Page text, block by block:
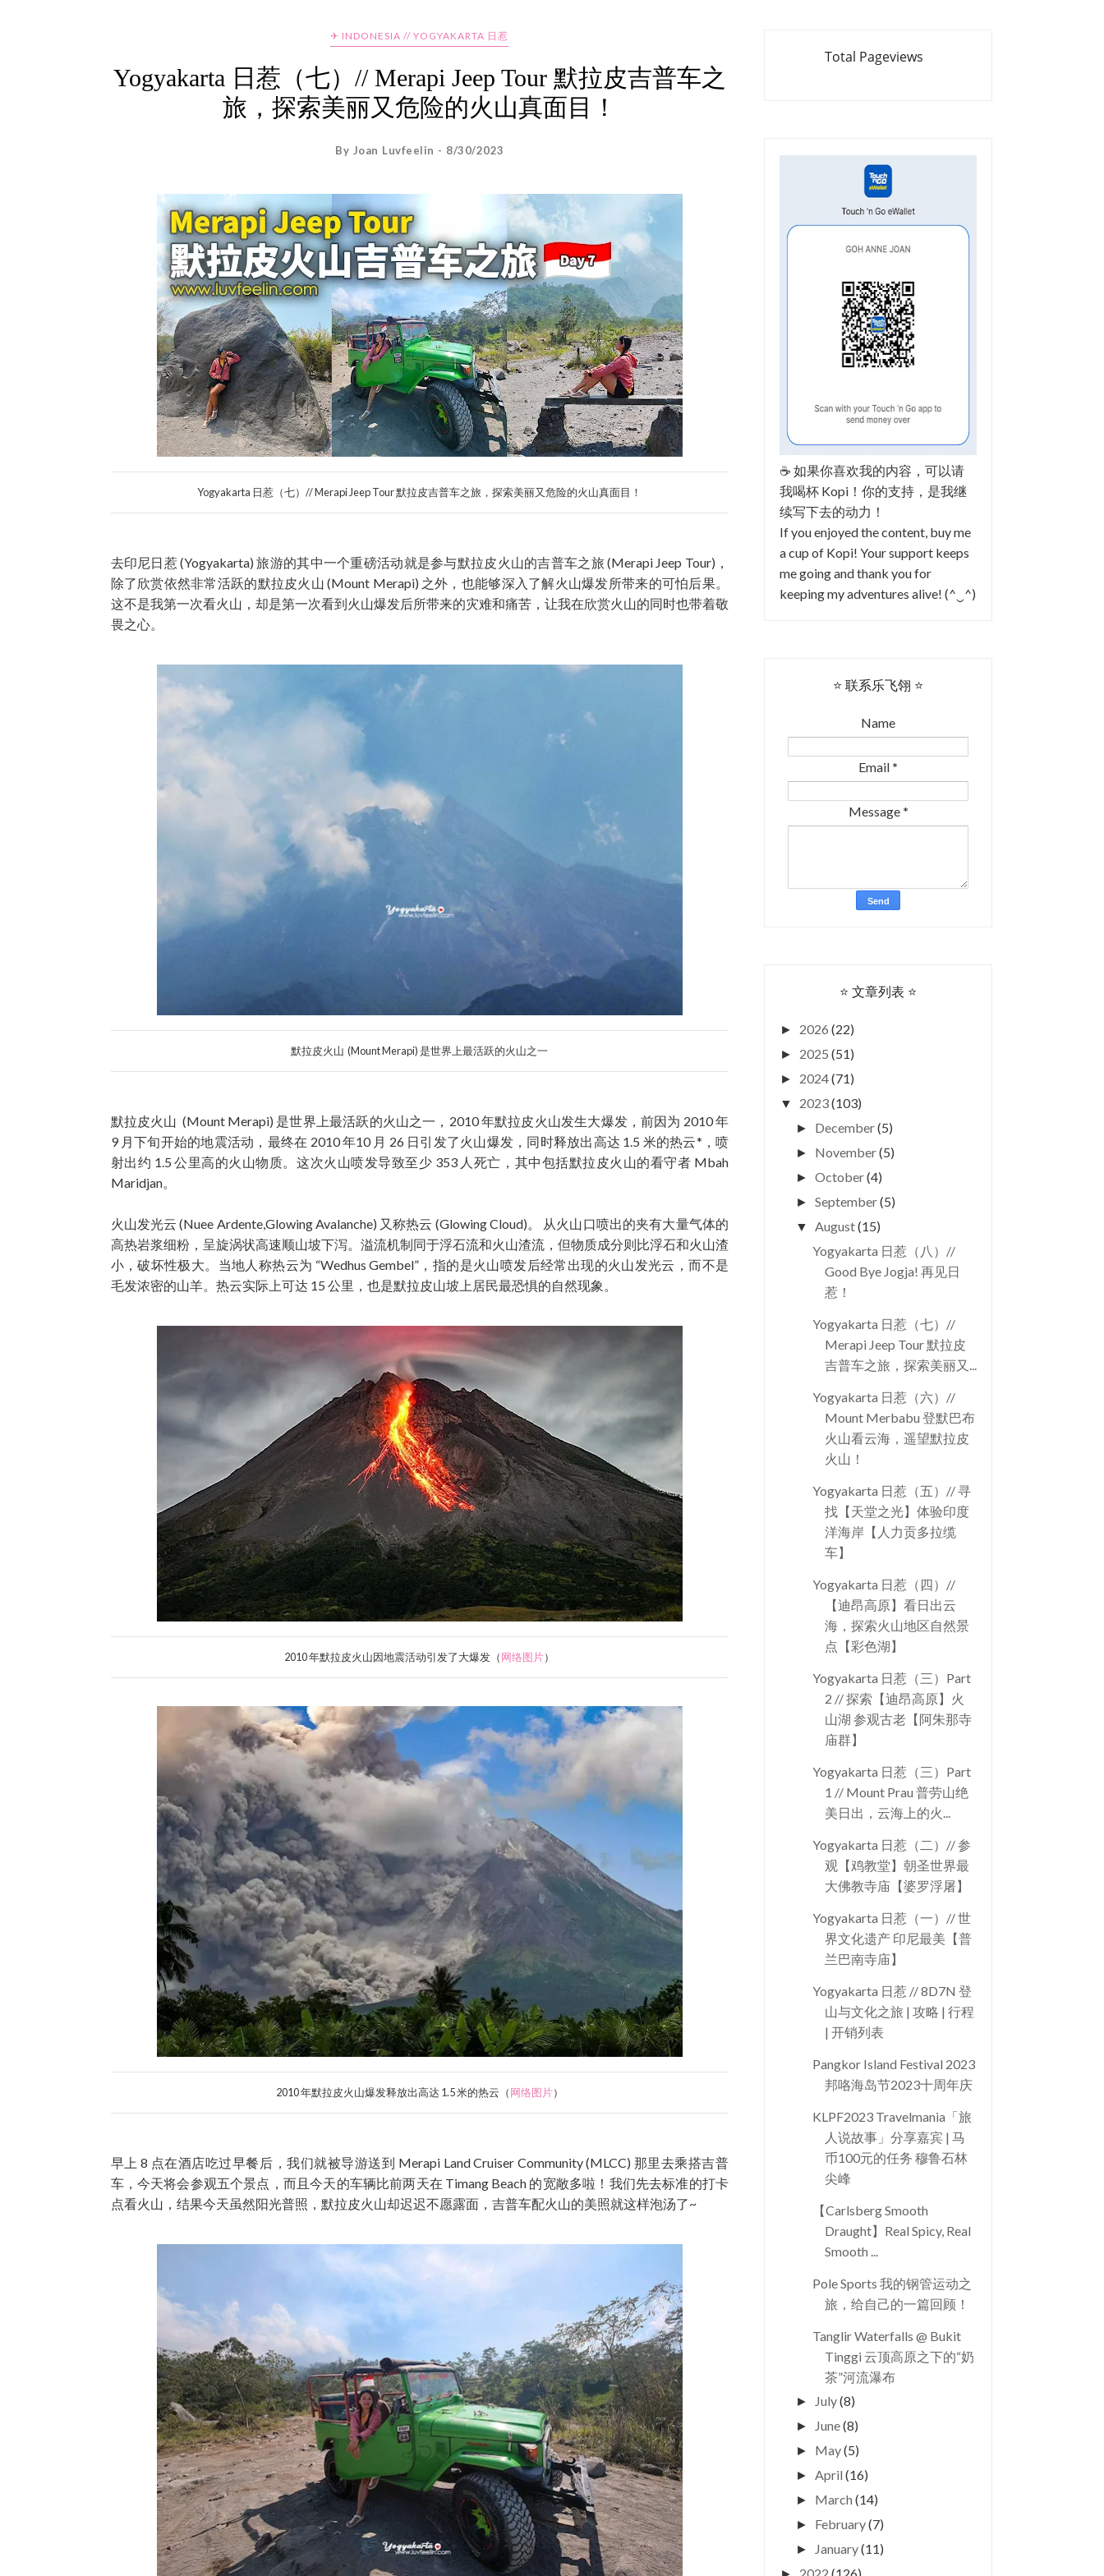
✈ INDONESIA // YOGYAKARTA 日惹
Yogyakarta 日惹（七）// Merapi Jeep Tour 默拉皮吉普车之
旅，探索美丽又危险的火山真面目！
By Joan Luvfeelin - 8/30/2023
Yogyakarta 日惹（七）// Merapi Jeep Tour 默拉皮吉普车之旅，探索美丽又危险的火山真面目！
去印尼日惹 (Yogyakarta) 旅游的其中一个重磅活动就是参与默拉皮火山的吉普车之旅 (Merapi Jeep Tour)，
除了欣赏依然非常活跃的默拉皮火山 (Mount Merapi) 之外，也能够深入了解火山爆发所带来的可怕后果。
这不是我第一次看火山，却是第一次看到火山爆发后所带来的灾难和痛苦，让我在欣赏火山的同时也带着敬
畏之心。
默拉皮火山 (Mount Merapi) 是世界上最活跃的火山之一
默拉皮火山 (Mount Merapi) 是世界上最活跃的火山之一，2010 年默拉皮火山发生大爆发，前因为 2010 年
9 月下旬开始的地震活动，最终在 2010 年10 月 26 日引发了火山爆发，同时释放出高达 1.5 米的热云*，喷
射出约 1.5 公里高的火山物质。这次火山喷发导致至少 353 人死亡，其中包括默拉皮火山的看守者 Mbah
Maridjan。
火山发光云 (Nuee Ardente,Glowing Avalanche) 又称热云 (Glowing Cloud)。 从火山口喷出的夹有大量气体的
高热岩浆细粉，呈旋涡状高速顺山坡下泻。溢流机制同于浮石流和火山渣流，但物质成分则比浮石和火山渣
小，破坏性极大。当地人称热云为 “Wedhus Gembel”，指的是火山喷发后经常出现的火山发光云，而不是
毛发浓密的山羊。热云实际上可达 15 公里，也是默拉皮山坡上居民最恐惧的自然现象。
2010 年默拉皮火山因地震活动引发了大爆发（网络图片）
2010 年默拉皮火山爆发释放出高达 1.5 米的热云（网络图片）
早上 8 点在酒店吃过早餐后，我们就被导游送到 Merapi Land Cruiser Community (MLCC) 那里去乘搭吉普
车，今天将会参观五个景点，而且今天的车辆比前两天在 Timang Beach 的宽敞多啦！我们先去标准的打卡
点看火山，结果今天虽然阳光普照，默拉皮火山却迟迟不愿露面，吉普车配火山的美照就这样泡汤了~
Total Pageviews
☕ 如果你喜欢我的内容，可以请
我喝杯 Kopi！你的支持，是我继
续写下去的动力！
If you enjoyed the content, buy me
a cup of Kopi! Your support keeps
me going and thank you for
keeping my adventures alive! (^‿^)
⭐ 联系乐飞翎 ⭐
Name
Email *
Message *
⭐ 文章列表 ⭐
► 2026 (22)
► 2025 (51)
► 2024(71)
▼ 2023(103)
► December(5)
► November(5)
►October(4)
►September(5)
▼August(15)
Yogyakarta 日惹（八）//
Good Bye Jogja! 再见日
惹！
Yogyakarta 日惹（七）//
Merapi Jeep Tour 默拉皮
吉普车之旅，探索美丽又...
Yogyakarta 日惹（六）//
Mount Merbabu 登默巴布
火山看云海，遥望默拉皮
火山！
Yogyakarta 日惹（五）// 寻
找【天堂之光】体验印度
洋海岸【人力贡多拉缆
车】
Yogyakarta 日惹（四）//
【迪昂高原】看日出云
海，探索火山地区自然景
点【彩色湖】
Yogyakarta 日惹（三）Part
2 // 探索【迪昂高原】火
山湖 参观古老【阿朱那寺
庙群】
Yogyakarta 日惹（三）Part
1 // Mount Prau 普劳山绝
美日出，云海上的火...
Yogyakarta 日惹（二）// 参
观【鸡教堂】朝圣世界最
大佛教寺庙【婆罗浮屠】
Yogyakarta 日惹（一）// 世
界文化遗产 印尼最美【普
兰巴南寺庙】
Yogyakarta 日惹 // 8D7N 登
山与文化之旅 | 攻略 | 行程
| 开销列表
Pangkor Island Festival 2023
邦咯海岛节2023十周年庆
KLPF2023 Travelmania「旅
人说故事」分享嘉宾 | 马
币100元的任务 穆鲁石林
尖峰
【Carlsberg Smooth
Draught】Real Spicy, Real
Smooth ...
Pole Sports 我的钢管运动之
旅，给自己的一篇回顾！
Tanglir Waterfalls @ Bukit
Tinggi 云顶高原之下的“奶
茶”河流瀑布
► July(8)
► June(8)
► May(5)
►April(16)
► March(14)
► February(7)
► January(11)